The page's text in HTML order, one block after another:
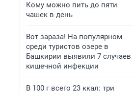
Кому можно пить до пяти
чашек в день
Вот зараза! На популярном
среди туристов озере в
Башкирии выявили 7 случаев
кишечной инфекции
В 100 г всего 23 ккал: три